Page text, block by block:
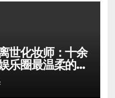
世化妆师：十余
乐圈最温柔的双